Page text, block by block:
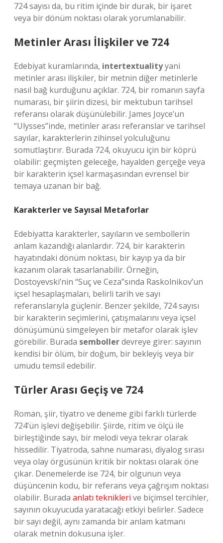
724 sayısı da, bu ritim içinde bir durak, bir işaret
veya bir dönüm noktası olarak yorumlanabilir.
Metinler Arası İlişkiler ve 724
Edebiyat kuramlarında, intertextualityyani
metinler arası ilişkiler, bir metnin diğer metinlerle
nasıl bağ kurduğunu açıklar. 724, bir romanın sayfa
numarası, bir şiirin dizesi, bir mektubun tarihsel
referansı olarak düşünülebilir. James Joyce’un
“Ulysses”inde, metinler arası referanslar ve tarihsel
sayılar, karakterlerin zihinsel yolculuğunu
somutlaştırır. Burada 724, okuyucu için bir köprü
olabilir: geçmişten geleceğe, hayalden gerçeğe veya
bir karakterin içsel karmaşasından evrensel bir
temaya uzanan bir bağ.
Karakterler ve Sayısal Metaforlar
Edebiyatta karakterler, sayıların ve sembollerin
anlam kazandığı alanlardır. 724, bir karakterin
hayatındaki dönüm noktası, bir kayıp ya da bir
kazanım olarak tasarlanabilir. Örneğin,
Dostoyevski’nin “Suç ve Ceza”sında Raskolnikov’un
içsel hesaplaşmaları, belirli tarih ve sayı
referanslarıyla güçlenir. Benzer şekilde, 724 sayısı
bir karakterin seçimlerini, çatışmalarını veya içsel
dönüşümünü simgeleyen bir metafor olarak işlev
görebilir. Burada sembollerdevreye girer: sayının
kendisi bir ölüm, bir doğum, bir bekleyiş veya bir
umudu temsil edebilir.
Türler Arası Geçiş ve 724
Roman, şiir, tiyatro ve deneme gibi farklı türlerde
724’ün işlevi değişebilir. Şiirde, ritim ve ölçü ile
birleştiğinde sayı, bir melodi veya tekrar olarak
hissedilir. Tiyatroda, sahne numarası, diyalog sırası
veya olay örgüsünün kritik bir noktası olarak öne
çıkar. Denemelerde ise 724, bir olgunun veya
düşüncenin kodu, bir referans veya çağrışım noktası
olabilir. Burada anlatı teknikleri ve biçimsel tercihler,
sayının okuyucuda yaratacağı etkiyi belirler. Sadece
bir sayı değil, aynı zamanda bir anlam katmanı
olarak metnin dokusuna işler.